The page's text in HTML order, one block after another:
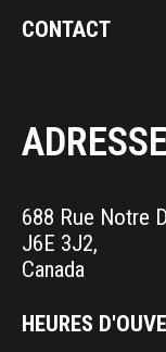
CONTACT
ADRESSE
688 Rue Notre
J6E 3J2,
Canada
HEURES